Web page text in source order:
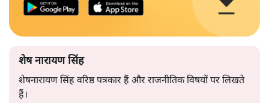
शेष नारायण सिंह
शेषनारायण सिंह वरिष्ठ पत्रकार हैं और राजनीतिक विषयों पर लिखते
हैं।